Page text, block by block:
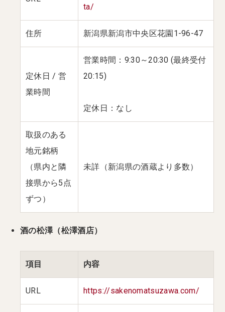
ta/
住所 新潟県新潟市中央区花園1-96-47
定休日 / 営
業時間
営業時間：9:30～20:30 (最終受付
20:15)
定休日：なし
取扱のある
地元銘柄
（県内と隣
接県から5点
ずつ）
未詳（新潟県の酒蔵より多数）
酒の松澤（松澤酒店）
項目 内容
URL https://sakenomatsuzawa.com/